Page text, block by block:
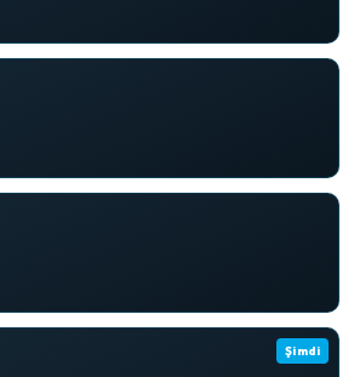
Şimdi